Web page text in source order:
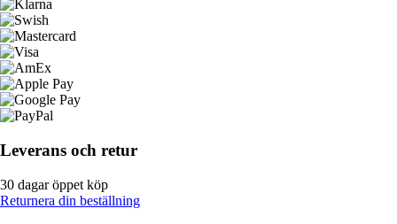
Leverans och retur
30 dagar öppet köp
Returnera din beställning